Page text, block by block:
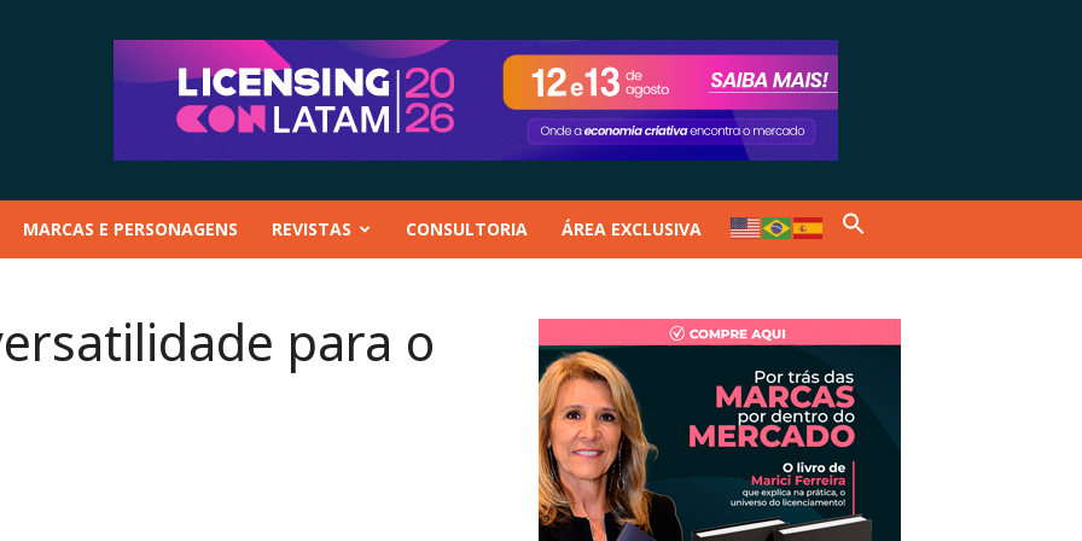
MARCAS E PERSONAGENS REVISTAS CONSULTORIA ÁREA EXCLUSIVA
para o